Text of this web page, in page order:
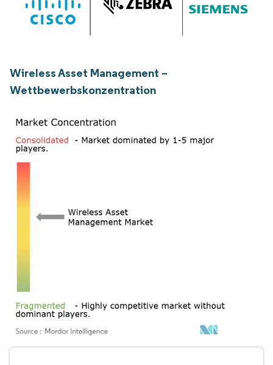
Wireless Asset Management –
Wettbewerbskonzentration